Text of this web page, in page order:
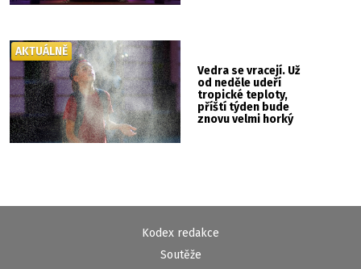
Vedra se vracejí. Už
od neděle udeří
tropické teploty,
příští týden bude
znovu velmi horký
AKTUÁLNĚ
Kodex redakce
Soutěže